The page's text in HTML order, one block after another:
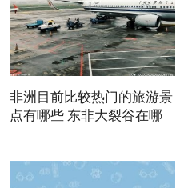
非洲目前比较热门的旅游景
点有哪些 东非大裂谷在哪